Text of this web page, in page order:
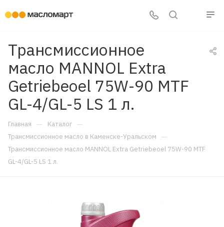
Трансмиссионное
масло MANNOL Extra
Getriebeoel 75W-90 MTF
GL-4/GL-5 LS 1 л.
Главная — Каталог —
Трансмиссионное масло в Каменске-Уральском —
Трансмиссионное масло MANNOL Extra Getriebeoel 75W-90 MTF
GL-4/GL-5 LS 1 л.